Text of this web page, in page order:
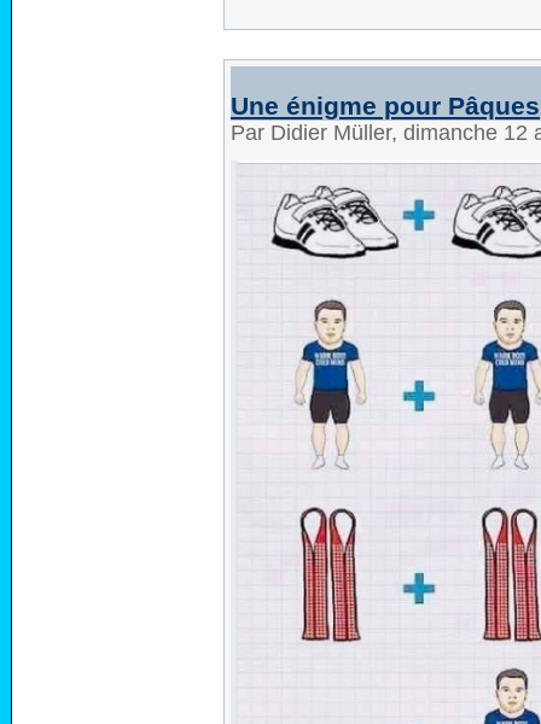
Une énigme pour Pâques
Par Didier Müller, dimanche 12